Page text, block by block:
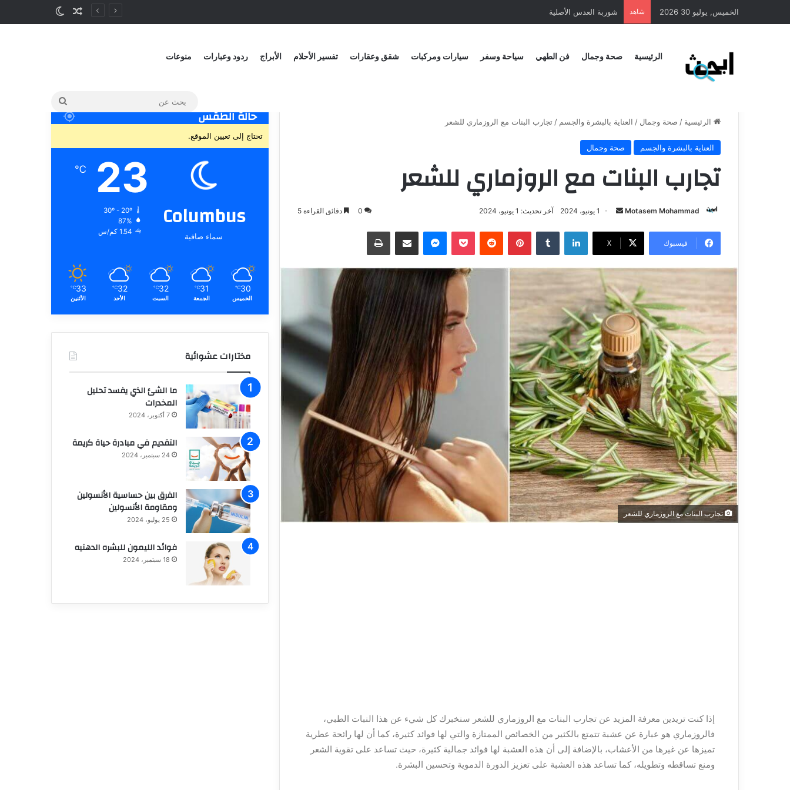
الخميس, يوليو 30 2026 شاهد طريقة عمل المنسف الاردني
الرئيسية صحة وجمال فن الطهي سياحة وسفر سيارات ومركبات شقق وعقارات تفسير الأحلام الأبراج ردود وعبارات منوعات
الرئيسية / صحة وجمال / العناية بالبشرة والجسم / تجارب البنات مع الروزماري للشعر
العناية بالبشرة والجسم صحة وجمال
تجارب البنات مع الروزماري للشعر
Motasem Mohammad 1 يونيو، 2024 آخر تحديث: 1 يونيو، 2024 0 دقائق القراءة 5
فيسبوك X
تجارب البنات مع الروزماري للشعر
إذا كنت تريدين معرفة المزيد عن تجارب البنات مع الروزماري للشعر سنخبرك كل شيء عن هذا النبات الطبي،
فالروزماري هو عبارة عن عشبة تتمتع بالكثير من الخصائص الممتازة والتي لها فوائد كثيرة، كما أن لها رائحة عطرية
تميزها عن غيرها من الأعشاب، بالإضافة إلى أن هذه العشبة لها فوائد جمالية كثيرة، حيث تساعد على تقوية الشعر
ومنع تساقطه وتطويله، كما تساعد هذه العشبة على تعزيز الدورة الدموية وتحسين البشرة.
حالة الطقس
تحتاج إلى تعيين الموقع.
Columbus
سماء صافية
23
℃
30º - 20º
87%
1.54 كم/س
30
℃
الخميس
31
℃
الجمعة
32
℃
السبت
32
℃
الأحد
33
℃
الأثنين
مختارات عشوائية
ما الشئ الذي يفسد تحليل
المخدرات
7 أكتوبر، 2024
التقديم في مبادرة حياة كريمة
24 سبتمبر، 2024
الفرق بين حساسية الأنسولين
ومقاومة الأنسولين
25 يوليو، 2024
فوائد الليمون للبشره الدهنيه
18 سبتمبر، 2024